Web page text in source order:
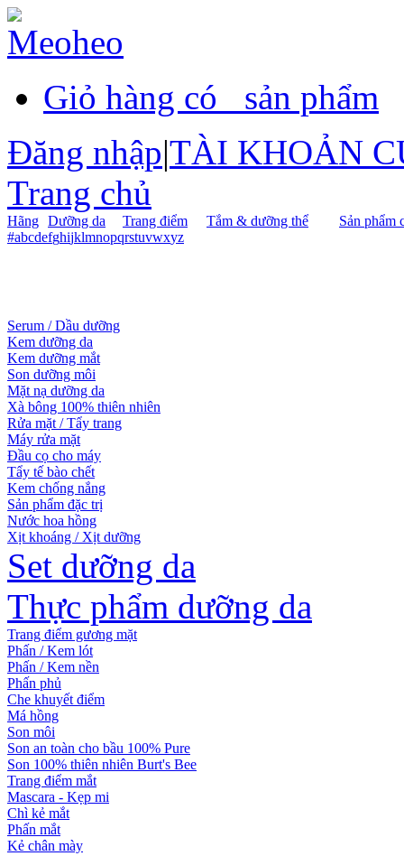
Giỏ hàng có
sản phẩm
Đăng nhập|TÀI KHOẢN
Trang chủ
Hãng Dưỡng da Trang điểm Tắm & dưỡng thể
Sản phẩm
#abcdefghijklmnopqrstuvwxyz
Serum / Dầu dưỡng
Kem dưỡng da
Kem dưỡng mắt
Son dưỡng môi
Mặt nạ dưỡng da
Xà bông 100% thiên nhiên
Rửa mặt / Tẩy trang
Máy rửa mặt
Đầu cọ cho máy
Tẩy tế bào chết
Kem chống nắng
Sản phẩm đặc trị
Nước hoa hồng
Xịt khoáng / Xịt dưỡng
Set dưỡng da
Thực phẩm dưỡng da
Trang điểm gương mặt
Phấn / Kem lót
Phấn / Kem nền
Phấn phủ
Che khuyết điểm
Má hồng
Son môi
Son an toàn cho bầu 100% Pure
Son 100% thiên nhiên Burt's Bee
Trang điểm mắt
Mascara - Kẹp mi
Chì kẻ mắt
Phấn mắt
Kẻ chân mày